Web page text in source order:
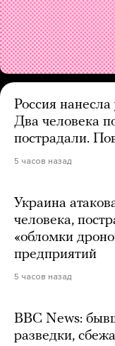
Россия
Два человека
пострадали.
5 часов назад
Украина
человека,
«обломки
предприятий
5 часов назад
BBC News:
разведки,